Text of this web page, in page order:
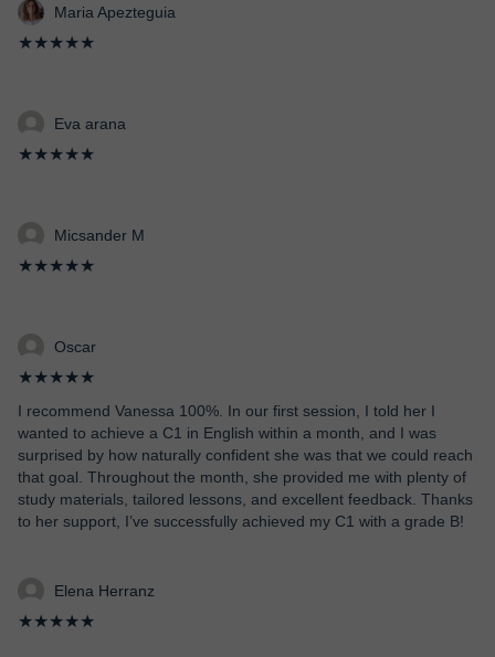
Maria Apezteguia
★★★★★
Eva arana
★★★★★
Micsander M
★★★★★
Oscar
★★★★★
I recommend Vanessa 100%. In our first session, I told her I
wanted to achieve a C1 in English within a month, and I was
surprised by how naturally confident she was that we could reach
that goal. Throughout the month, she provided me with plenty of
study materials, tailored lessons, and excellent feedback. Thanks
to her support, I’ve successfully achieved my C1 with a grade B!
Elena Herranz
★★★★★